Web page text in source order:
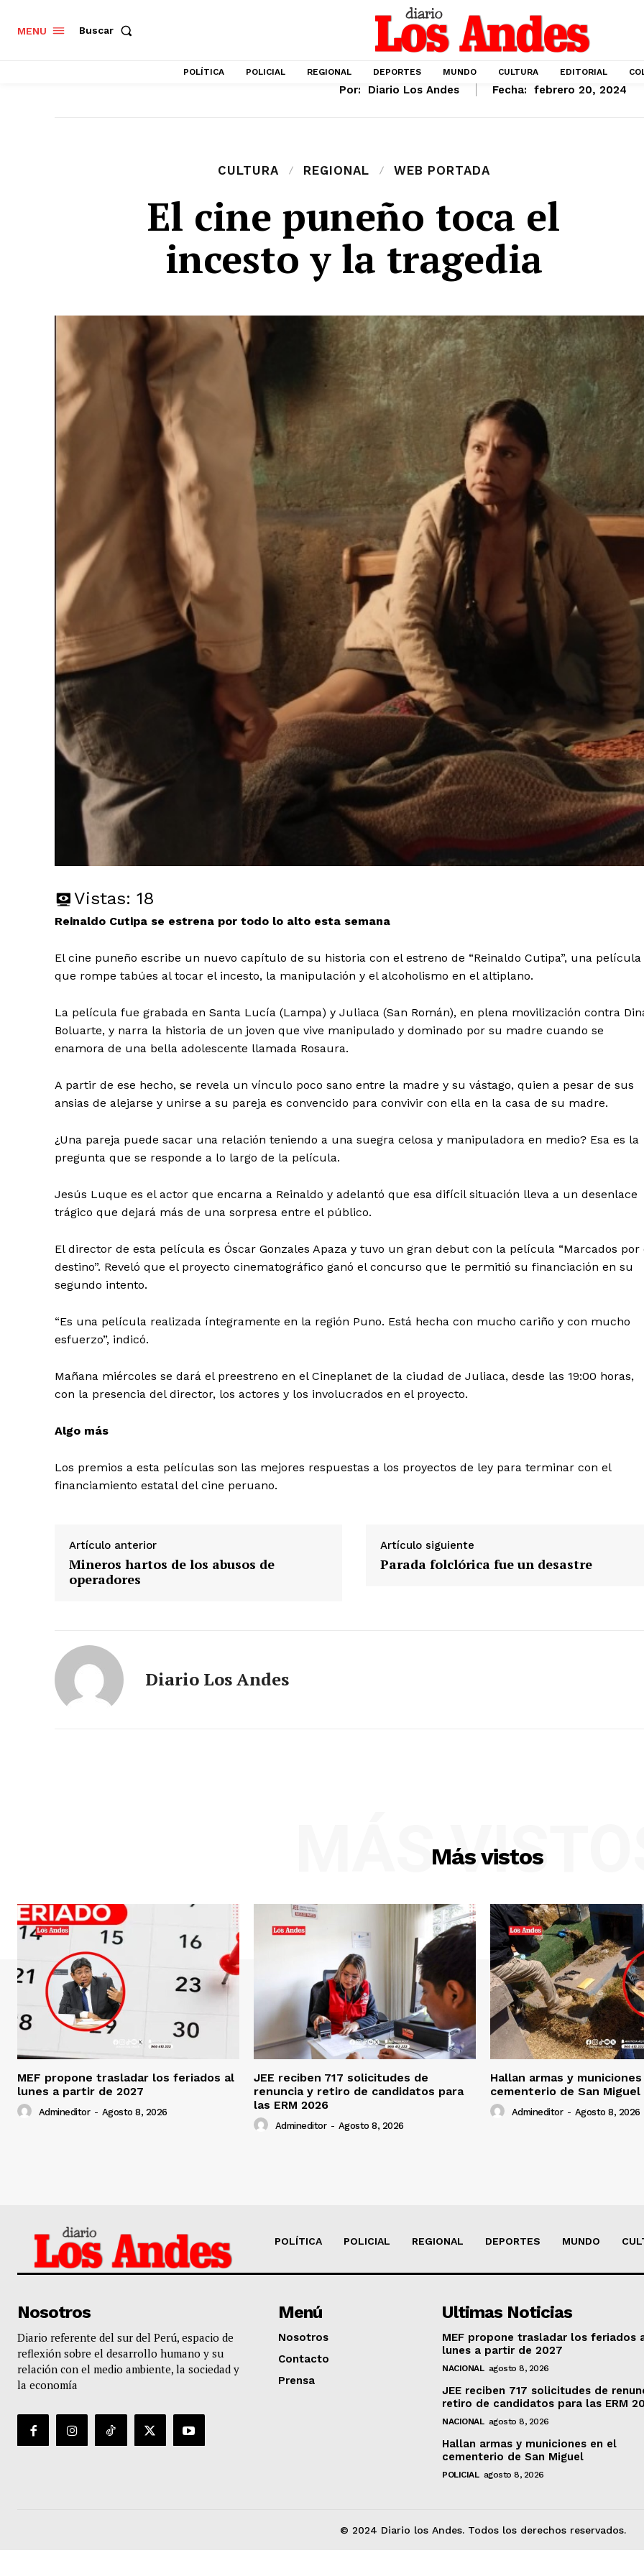
SUSCRIBETE
Diario los Andes
Contacto
MENU Buscar
POLÍTICA POLICIAL REGIONAL DEPORTES MUNDO CULTURA EDITORIAL
Por: Diario Los Andes Fecha: febrero 20, 2024
CULTURA REGIONAL WEB PORTADA
El cine puneño toca el
incesto y la tragedia
Vistas: 18
Reinaldo Cutipa se estrena por todo lo alto esta semana
El cine puneño escribe un nuevo capítulo de su historia con el estreno de “Reinaldo Cutipa”, una película
que rompe tabúes al tocar el incesto, la manipulación y el alcoholismo en el altiplano.
La película fue grabada en Santa Lucía (Lampa) y Juliaca (San Román), en plena movilización contra
Boluarte, y narra la historia de un joven que vive manipulado y dominado por su madre cuando se
enamora de una bella adolescente llamada Rosaura.
A partir de ese hecho, se revela un vínculo poco sano entre la madre y su vástago, quien a pesar de sus
ansias de alejarse y unirse a su pareja es convencido para convivir con ella en la casa de su madre.
¿Una pareja puede sacar una relación teniendo a una suegra celosa y manipuladora en medio? Esa es la
pregunta que se responde a lo largo de la película.
Jesús Luque es el actor que encarna a Reinaldo y adelantó que esa difícil situación lleva a un desenlace
trágico que dejará más de una sorpresa entre el público.
El director de esta película es Óscar Gonzales Apaza y tuvo un gran debut con la película “Marcados por
destino”. Reveló que el proyecto cinematográfico ganó el concurso que le permitió su financiación en su
segundo intento.
“Es una película realizada íntegramente en la región Puno. Está hecha con mucho cariño y con mucho
esfuerzo”, indicó.
Mañana miércoles se dará el preestreno en el Cineplanet de la ciudad de Juliaca, desde las 19:00 horas,
con la presencia del director, los actores y los involucrados en el proyecto.
Algo más
Los premios a esta películas son las mejores respuestas a los proyectos de ley para terminar con el
financiamiento estatal del cine peruano.
Artículo anterior
Mineros hartos de los abusos de
operadores
Artículo siguiente
Parada folclórica fue un desastre
Diario Los Andes
Más vistos
MÁS
MEF propone trasladar los feriados al
lunes a partir de 2027
Admineditor - Agosto 8, 2026
JEE reciben 717 solicitudes de
renuncia y retiro de candidatos para
las ERM 2026
Admineditor - Agosto 8, 2026
Hallan armas y
cementerio de San Miguel
Admineditor - Agosto 8, 2026
POLÍTICA POLICIAL REGIONAL DEPORTES MUNDO
Nosotros
Diario referente del sur del Perú, espacio de
reflexión sobre el desarrollo humano y su
relación con el medio ambiente, la sociedad y
la economía
Menú
Nosotros
Contacto
Prensa
Ultimas Noticias
MEF propone trasladar los feriados
lunes a partir de 2027
NACIONAL agosto 8, 2026
JEE reciben 717 solicitudes de
retiro de candidatos para las ERM
NACIONAL agosto 8, 2026
Hallan armas y municiones en el
cementerio de San Miguel
POLICIAL agosto 8, 2026
© 2024 Diario los Andes. Todos los derechos reservados.